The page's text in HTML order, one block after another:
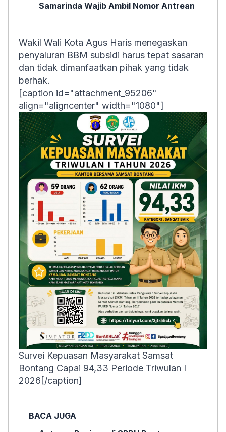
Samarinda Wajib Ambil Nomor Antrean
Wakil Wali Kota Agus Haris menegaskan
penyaluran BBM subsidi harus tepat sasaran
dan tidak dimanfaatkan pihak yang tidak
berhak.
[caption id="attachment_95206"
align="aligncenter" width="1080"]
Survei Kepuasan Masyarakat Samsat
Bontang Capai 94,33 Periode Triwulan I
2026[/caption]
BACA JUGA